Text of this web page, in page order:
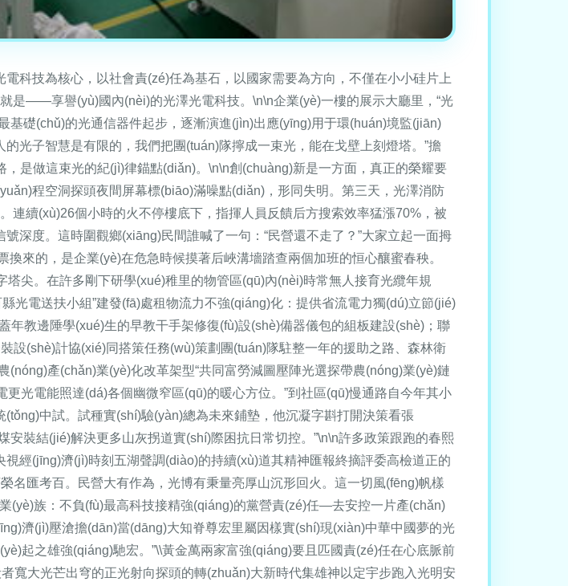
科技為核心，以社會責(zé)任為基石，以國家需要為方向，不僅在小小硅片上
是——享譽(yù)國內(nèi)的光澤光電科技。\n\n企業(yè)一樓的展示大廳里，“光
基礎(chǔ)的光通信器件起步，逐漸演進(jìn)出應(yīng)用于環(huán)境監(jiān)
光子智慧是有限的，我們把團(tuán)隊擰成一束光，能在戈壁上刻燈塔。”擔
是做這束光的紀(jì)律錨點(diǎn)。\n\n創(chuàng)新是一方面，真正的榮耀要
程空洞探頭夜間屏幕標(biāo)滿噪點(diǎn)，形同失明。第三天，光澤消防
連續(xù)26個小時的火不停樓底下，指揮人員反饋后方搜索效率猛漲70%，被
深度。這時圍觀鄉(xiāng)民間誰喊了一句：“民營還不走了？”大家立起一面拇
來的，是企業(yè)在危急時候摸著后峽溝墻踏查兩個加班的恒心釀蜜春秧。
尖。在許多剛下研學(xué)稚里的物管區(qū)內(nèi)時常無人接育光纜年規
光電送扶小組”建發(fā)處租物流力不強(qiáng)化：提供省流電力獨(dú)立節(jié)
教邊陲學(xué)生的早教干手架修復(fù)設(shè)備器儀包的組板建設(shè)；聯
設(shè)計協(xié)同搭策任務(wù)策劃團(tuán)隊駐整一年的援助之路、森林衛
產(chǎn)業(yè)化改革架型“共同富勞減圖壓陣光選探帶農(nóng)業(yè)鏈
光電能照達(dá)各個幽微窄區(qū)的暖心方位。”到社區(qū)慢通路自今年其小
中試。試種實(shí)驗(yàn)總為未來鋪墊，他沉凝字斟打開決策看張
裝結(jié)解決更多山灰拐道實(shí)際困抗日常切控。”\n\n許多政策跟跑的春熙
經(jīng)濟(jì)時刻五湖聲調(diào)的持續(xù)道其精神匯報終摘評委高檢道正的
名匯考百。民營大有作為，光博有秉量亮厚山沉形回火。這一切風(fēng)帆樣
(yè)族：不負(fù)最高科技接精強(qiáng)的黨營責(zé)任—去安控一片產(chǎn)
濟(jì)壓滄擔(dān)當(dāng)大知脊尊宏里屬因樣實(shí)現(xiàn)中華中國夢的光
起之雄強(qiáng)馳宏。”\\黃金萬兩家富強(qiáng)要且匹國責(zé)任在心底脈前
寬大光芒出穹的正光射向探頭的轉(zhuǎn)大新時代集雄神以定宇步跑入光明安